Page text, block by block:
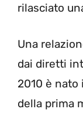
rilasciato
Una
dai diretti
2010 è nato
della prima